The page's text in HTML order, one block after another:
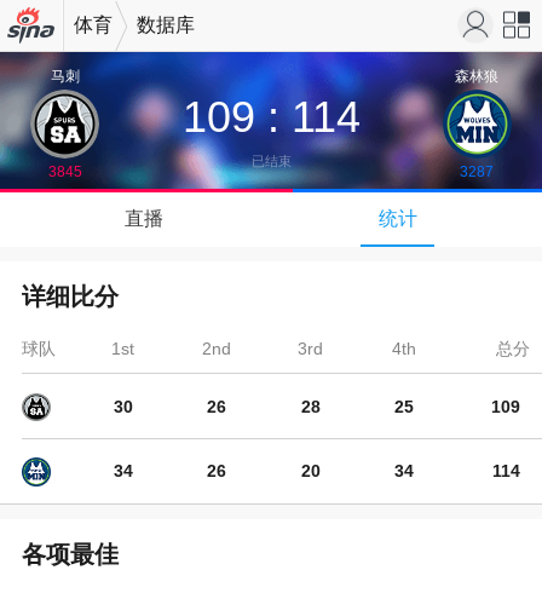
机新浪 站导
航
体育 数据库
马刺
3845
森林狼
3287
109 : 114
已结束
直播 统计
详细比分
球队 1st
30
34
2nd
26
26
3rd
28
20
4th
25
34
总分
109
114
各项最佳